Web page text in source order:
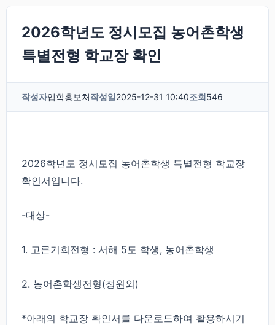
2026학년도 정시모집 농어촌학생
특별전형 학교장 확인
작성자입학홍보처작성일2025-12-31 10:40조회546
2026학년도 정시모집 농어촌학생 특별전형 학교장
확인서입니다.
-대상-
1. 고른기회전형 : 서해 5도 학생, 농어촌학생
2. 농어촌학생전형(정원외)
*아래의 학교장 확인서를 다운로드하여 활용하시기